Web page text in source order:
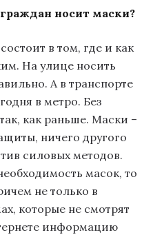
носит маски?
в том, где и как
На улице носить
А в транспорте
в метро. Без
как раньше. Маски –
ничего другого
силовых методов.
масок, то
не только в
которые не смотрят
информацию